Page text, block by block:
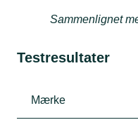
Sammenlignet
Testresultater
Mærke